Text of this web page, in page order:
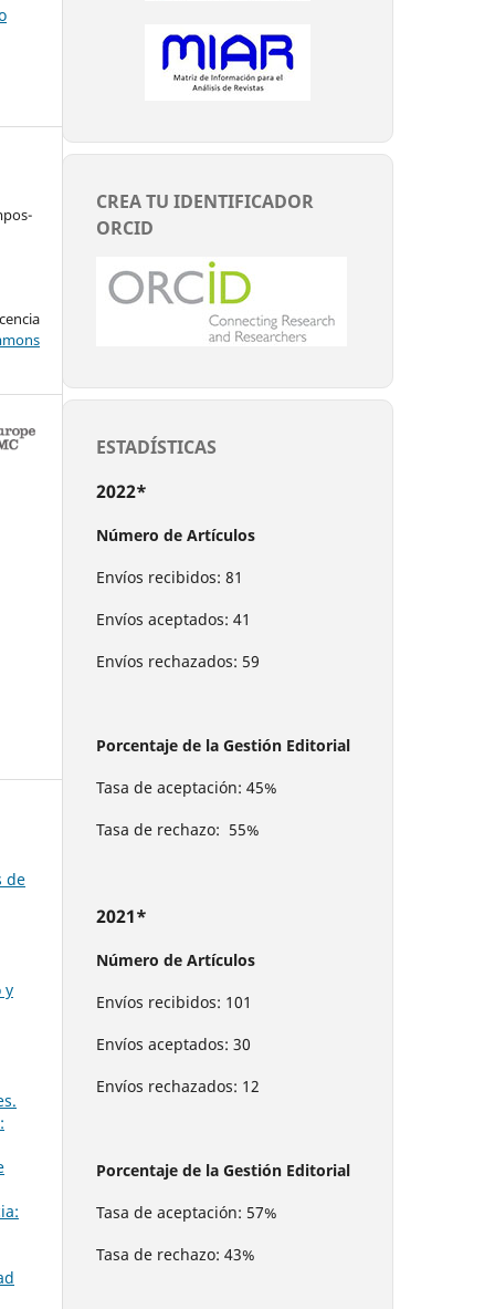
de
y
CREA TU IDENTIFICADOR
ORCID
ESTADÍSTICAS
2022*
Número de Artículos
Envíos recibidos: 81
Envíos aceptados: 41
Envíos rechazados: 59
Porcentaje de la Gestión Editorial
Tasa de aceptación: 45%
Tasa de rechazo: 55%
2021*
Número de Artículos
Envíos recibidos: 101
Envíos aceptados: 30
Envíos rechazados: 12
Porcentaje de la Gestión Editorial
Tasa de aceptación: 57%
Tasa de rechazo: 43%